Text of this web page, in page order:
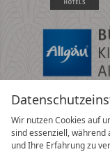
Wir nutzen Cookies auf
sind essenziell, während
und Ihre Erfahrung zu